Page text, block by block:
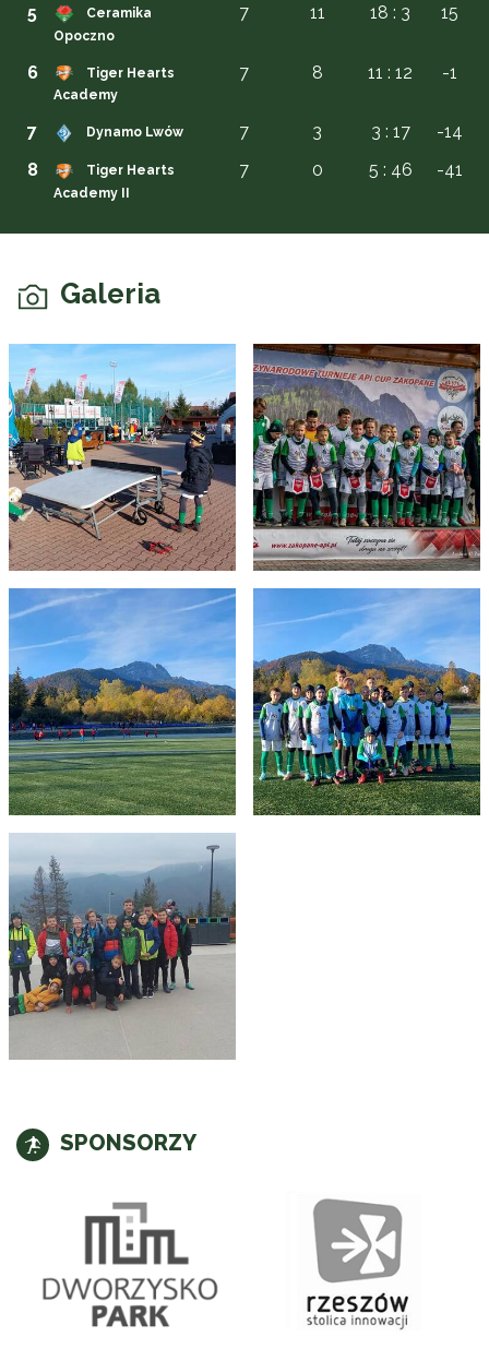
5
Ceramika
Opoczno
7 11 18 : 3 15
6
Tiger Hearts
Academy
7 8 11 : 12 -1
7 Dynamo Lwów 7 3 3 : 17
-14
8
Tiger Hearts
Academy II
7 0 5 : 46 -41
Galeria
SPONSORZY